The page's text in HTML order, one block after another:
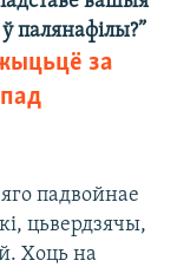
палянафілы?”
за
падвойнае
цьвердзячы,
Хоць на